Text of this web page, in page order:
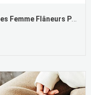
Mocassin Femme Marron Daim Derbies Femme Flâneurs Plates Cuir Pas Cher